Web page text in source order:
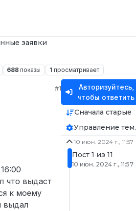
заявки
688 показы 1 просматривает
#1
что выдаст
к моему
выдал
Авторизуйтесь,
чтобы ответить
Сначала старые
Управление
10 июн. 2024 г., 11:57
Пост 1 из 11
10 июн. 2024 г., 11:57